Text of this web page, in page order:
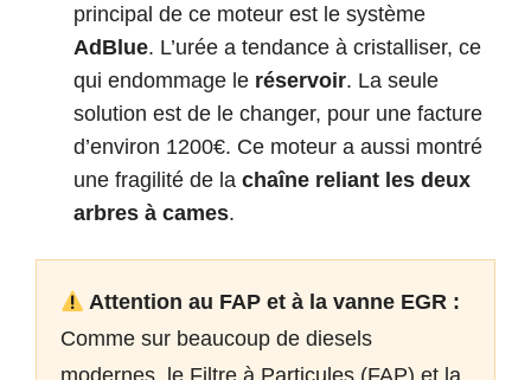
principal de ce moteur est le système
AdBlue. L’urée a tendance à cristalliser, ce
qui endommage le réservoir. La seule
solution est de le changer, pour une facture
d’environ 1200€. Ce moteur a aussi montré
une fragilité de la chaîne reliant les deux
arbres à cames.
Attention au FAP et à la vanne EGR :
Comme sur beaucoup de diesels
modernes, le Filtre à Particules (FAP) et la